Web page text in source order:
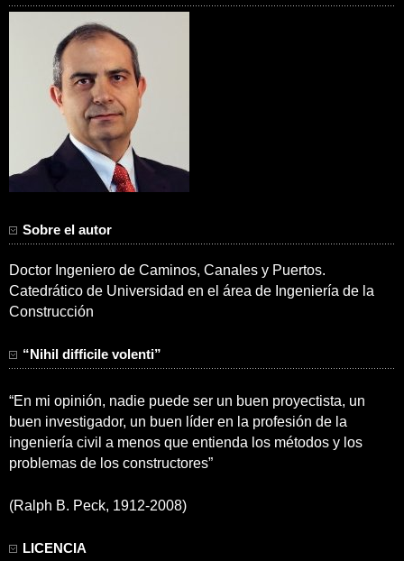
Sobre el autor
Doctor Ingeniero de Caminos, Canales y Puertos.
Catedrático de Universidad en el área de Ingeniería de la
Construcción
“Nihil difficile volenti”
“En mi opinión, nadie puede ser un buen proyectista, un
buen investigador, un buen líder en la profesión de la
ingeniería civil a menos que entienda los métodos y los
problemas de los constructores”
(Ralph B. Peck, 1912-2008)
LICENCIA